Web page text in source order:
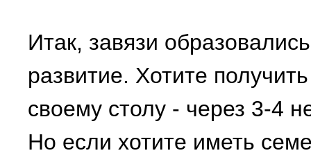
Итак, завязи
развитие. Хотите
своему столу - через 3-4
Но если хотите иметь